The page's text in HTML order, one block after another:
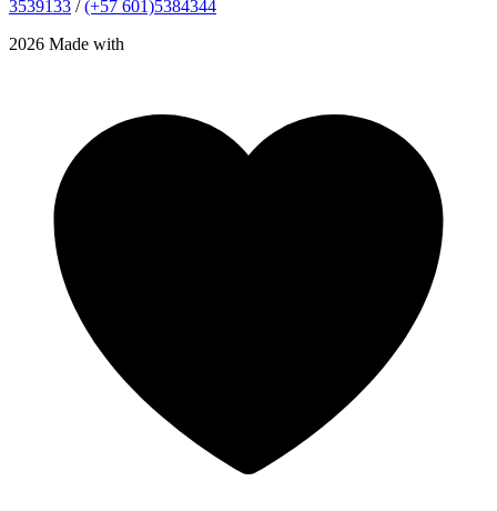
3539133 /(+57 601)5384344
2026 Made with